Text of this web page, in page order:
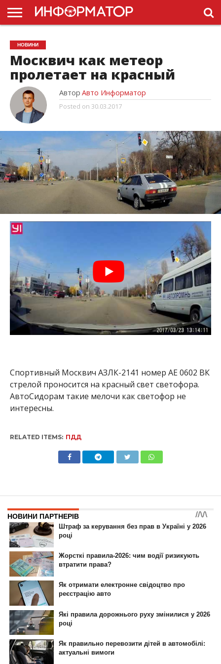
ГОЛОВНА
НОВИНИ
ПДР
УКРАЇНИ
РЕКЛАМА
ПРОЕКТЫ
НОВИНИ
Москвич как метеор
пролетает на красный
Автор Авто Информатор
Posted on 30.03.2017
Спортивный Москвич АЗЛК-2141 номер АЕ 0602 ВК
стрелой проносится на красный свет светофора.
АвтоСидорам такие мелочи как светофор не
интересны.
RELATED ITEMS: ПДД